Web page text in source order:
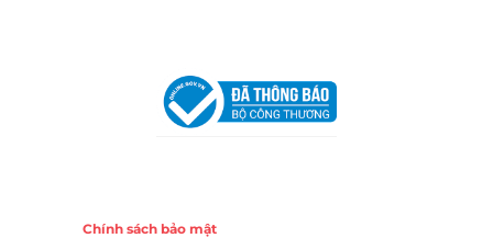
Chính sách bảo mật